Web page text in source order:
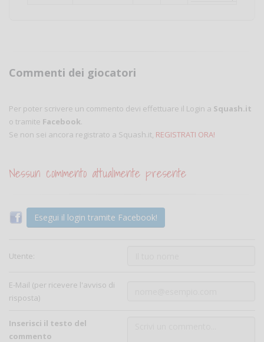
Commenti dei giocatori
Per poter scrivere un commento devi effettuare il Login a Squash.it
o tramite Facebook.
Se non sei ancora registrato a Squash.it, REGISTRATI ORA!
Nessun commento attualmente presente
Esegui il login tramite Facebook!
Utente:
E-Mail (per ricevere l'avviso di
risposta)
Inserisci il testo del
commento